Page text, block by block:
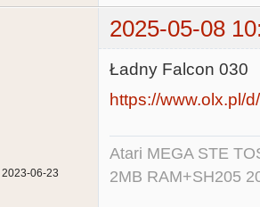
2025-05-08
2023-06-23
Ładny Falcon 030
https://www.olx.pl/
Atari MEGA STE
2MB RAM+SH205